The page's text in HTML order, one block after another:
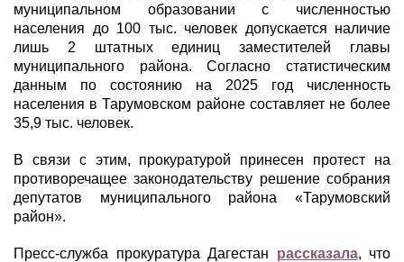
муниципальном образовании с численностью
населения до 100 тыс. человек допускается наличие
лишь 2 штатных единиц заместителей главы
муниципального района. Согласно статистическим
данным по состоянию на 2025 год численность
населения в Тарумовском районе составляет не более
35,9 тыс. человек.
В связи с этим, прокуратурой принесен протест на
противоречащее законодательству решение собрания
депутатов муниципального района «Тарумовский
район».
Пресс-служба прокуратура Дагестан рассказала, что